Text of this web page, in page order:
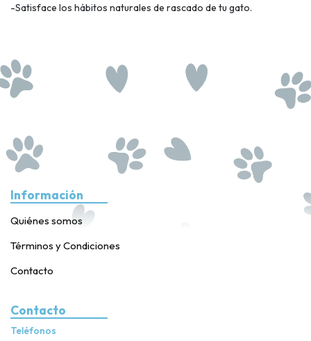
-Satisface los hábitos naturales de rascado de tu gato.
Información
Quiénes somos
Términos y Condiciones
Contacto
Contacto
Teléfonos